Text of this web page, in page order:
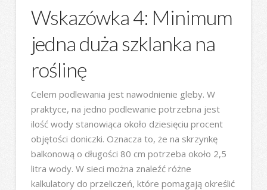
Wskazówka 4: Minimum
jedna duża szklanka na
roślinę
Celem podlewania jest nawodnienie gleby. W
praktyce, na jedno podlewanie potrzebna jest
ilość wody stanowiąca około dziesięciu procent
objętości doniczki. Oznacza to, że na skrzynkę
balkonową o długości 80 cm potrzeba około 2,5
litra wody. W sieci można znaleźć różne
kalkulatory do przeliczeń, które pomagają określić